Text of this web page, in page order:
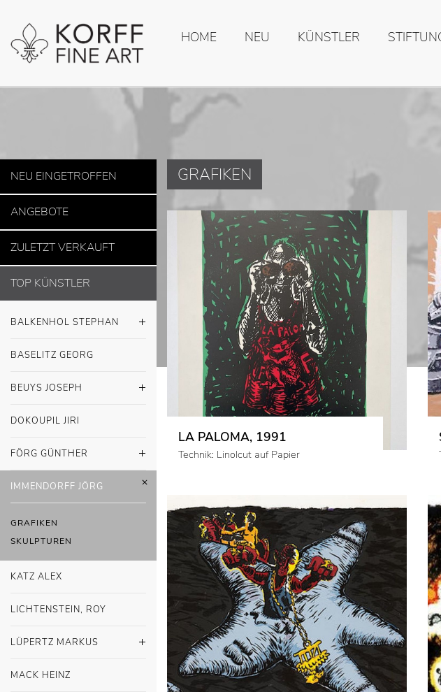
HOME NEU KÜNSTLER
NEU EINGETROFFEN
ANGEBOTE
ZULETZT VERKAUFT
TOP KÜNSTLER
BALKENHOL STEPHAN
BASELITZ GEORG
BEUYS JOSEPH
DOKOUPIL JIRI
FÖRG GÜNTHER
IMMENDORFF JÖRG
GRAFIKEN
SKULPTUREN
KATZ ALEX
LICHTENSTEIN, ROY
LÜPERTZ MARKUS
MACK HEINZ
GRAFIKEN
LA PALOMA, 1991
Technik: Linolcut auf Papier